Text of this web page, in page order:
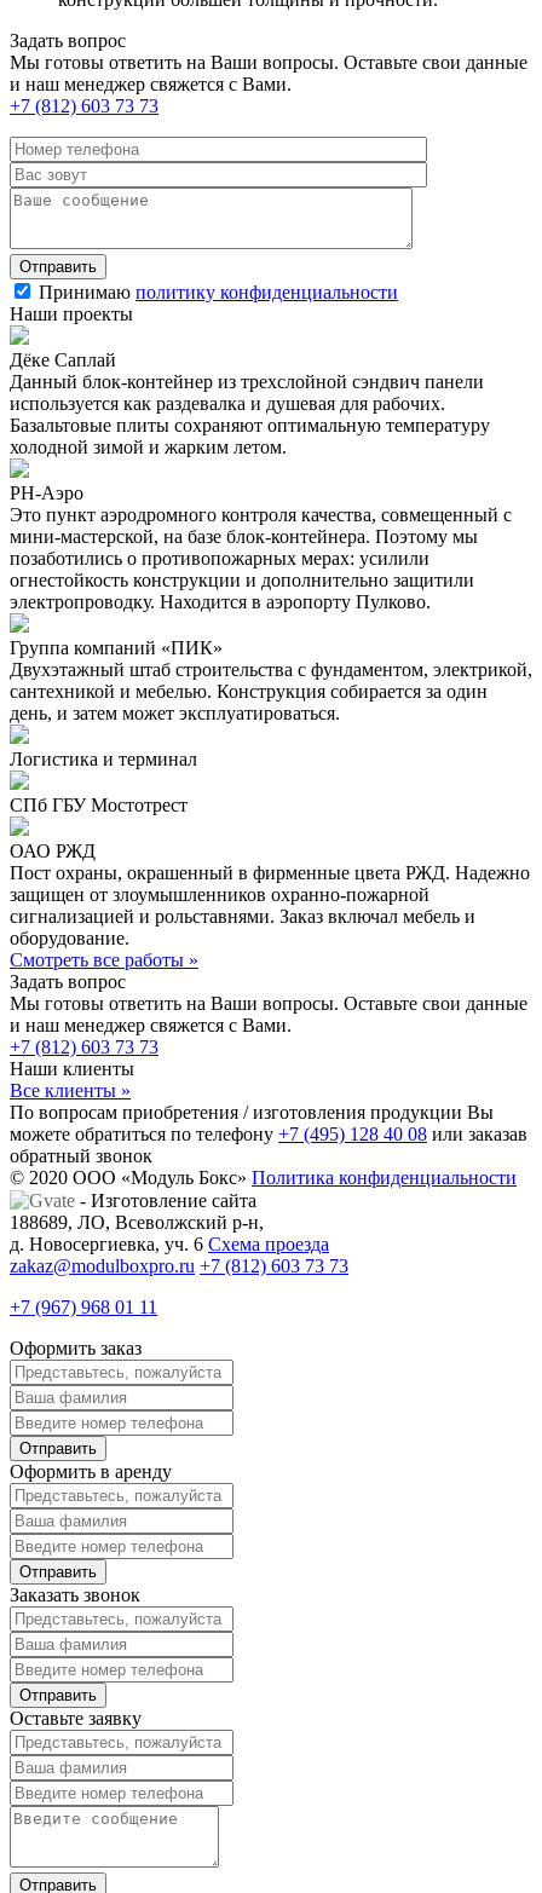
Задать вопрос
Мы готовы ответить на Ваши вопросы. Оставьте свои данные
и наш менеджер свяжется с Вами.
+7 (812) 603 73 73
Принимаю политику конфиденциальности
Наши проекты
Дёке Саплай
Данный блок-контейнер из трехслойной сэндвич панели
используется как раздевалка и душевая для рабочих.
Базальтовые плиты сохраняют оптимальную температуру
холодной зимой и жарким летом.
РН-Аэро
Это пункт аэродромного контроля качества, совмещенный с
мини-мастерской, на базе блок-контейнера. Поэтому мы
позаботились о противопожарных мерах: усилили
огнестойкость конструкции и дополнительно защитили
электропроводку. Находится в аэропорту Пулково.
Группа компаний «ПИК»
Двухэтажный штаб строительства с фундаментом, электрикой,
сантехникой и мебелью. Конструкция собирается за один
день, и затем может эксплуатироваться.
Логистика и терминал
СПб ГБУ Мостотрест
ОАО РЖД
Пост охраны, окрашенный в фирменные цвета РЖД. Надежно
защищен от злоумышленников охранно-пожарной
сигнализацией и рольставнями. Заказ включал мебель и
оборудование.
Смотреть все работы »
Задать вопрос
Мы готовы ответить на Ваши вопросы. Оставьте свои данные
и наш менеджер свяжется с Вами.
+7 (812) 603 73 73
Наши клиенты
Все клиенты »
По вопросам приобретения / изготовления продукции Вы
можете обратиться по телефону +7 (495) 128 40 08 или заказав
обратный звонок
© 2020 ООО «Модуль Бокс» Политика конфиденциальности
- Изготовление сайта
188689, ЛО, Всеволжский р-н,
д. Новосергиевка, уч. 6 Схема проезда
zakaz@modulboxpro.ru +7 (812) 603 73 73
+7 (967) 968 01 11
Оформить заказ
Оформить в аренду
Заказать звонок
Оставьте заявку